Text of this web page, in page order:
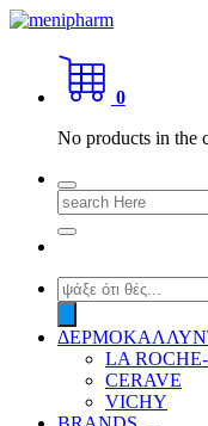
Skip
content
shop 2 easily
0
No products in the
Search
for:
Products
search
LA
CERAVE
VICHY